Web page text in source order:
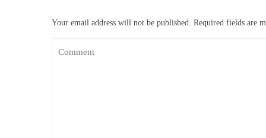
Your email address will not be published. Required fields are